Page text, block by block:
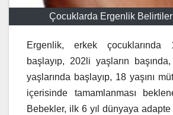
Çocuklarda Ergenlik
Ergenlik, erkek çocuklarında
başlayıp, 202li yaşların
yaşlarında başlayıp, 18 yaşını
içerisinde tamamlanması
Bebekler, ilk 6 yıl dünyaya